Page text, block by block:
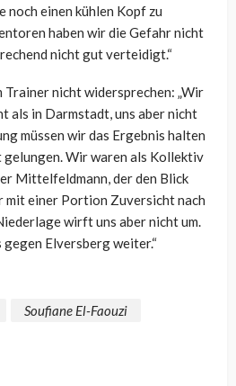
noch einen kühlen Kopf zu
haben wir die Gefahr nicht
nicht gut verteidigt.“
nicht widersprechen: „Wir
als in Darmstadt, uns aber nicht
müssen wir das Ergebnis halten
gelungen. Wir waren als Kollektiv
Mittelfeldmann, der den Blick
mit einer Portion Zuversicht nach
wirft uns aber nicht um.
Elversberg weiter.“
Soufiane El-Faouzi